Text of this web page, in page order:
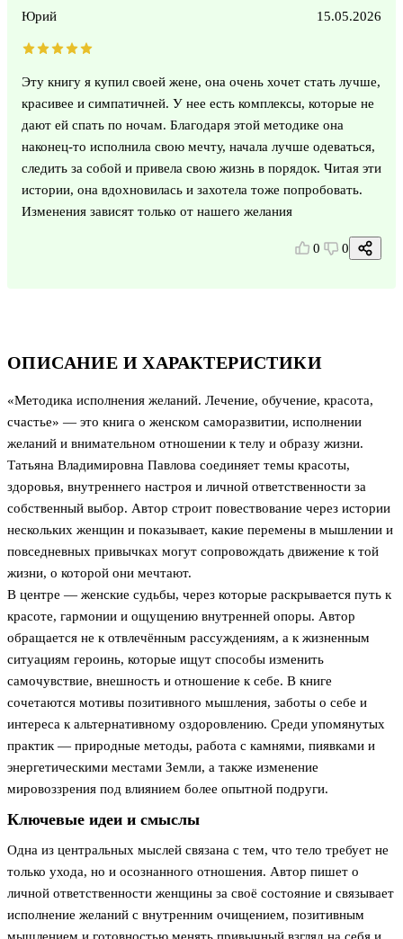
ОПИСАНИЕ И ХАРАКТЕРИСТИКИ
«Методика исполнения желаний. Лечение, обучение, красота,
счастье» — это книга о женском саморазвитии, исполнении
желаний и внимательном отношении к телу и образу жизни.
Татьяна Владимировна Павлова соединяет темы красоты,
здоровья, внутреннего настроя и личной ответственности за
собственный выбор. Автор строит повествование через истории
нескольких женщин и показывает, какие перемены в мышлении и
повседневных привычках могут сопровождать движение к той
жизни, о которой они мечтают.
В центре — женские судьбы, через которые раскрывается путь к
красоте, гармонии и ощущению внутренней опоры. Автор
обращается не к отвлечённым рассуждениям, а к жизненным
ситуациям героинь, которые ищут способы изменить
самочувствие, внешность и отношение к себе. В книге
сочетаются мотивы позитивного мышления, заботы о себе и
интереса к альтернативному оздоровлению. Среди упомянутых
практик — природные методы, работа с камнями, пиявками и
энергетическими местами Земли, а также изменение
мировоззрения под влиянием более опытной подруги.
Ключевые идеи и смыслы
Одна из центральных мыслей связана с тем, что тело требует не
только ухода, но и осознанного отношения. Автор пишет о
личной ответственности женщины за своё состояние и связывает
исполнение желаний с внутренним очищением, позитивным
Юрий 15.05.2026
Эту книгу я купил своей жене, она очень хочет стать лучше,
красивее и симпатичней. У нее есть комплексы, которые не
дают ей спать по ночам. Благодаря этой методике она
наконец-то исполнила свою мечту, начала лучше одеваться,
следить за собой и привела свою жизнь в порядок. Читая эти
истории, она вдохновилась и захотела тоже попробовать.
Изменения зависят только от нашего желания
0 0